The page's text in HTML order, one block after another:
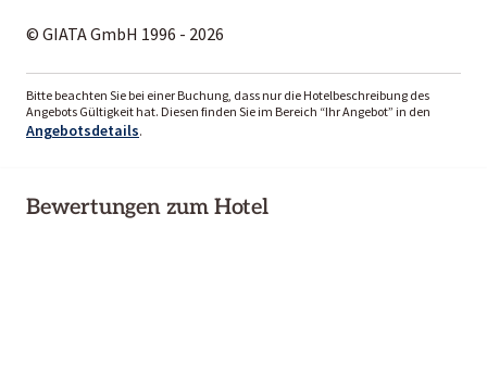
© GIATA GmbH 1996 - 2026
Bitte beachten Sie bei einer Buchung, dass nur die Hotelbeschreibung des
Angebots Gültigkeit hat. Diesen finden Sie im Bereich “Ihr Angebot” in den
Angebotsdetails.
Bewertungen zum Hotel